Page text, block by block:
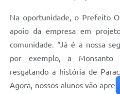
Na oportunidade, o Prefeito
apoio da empresa em
comunidade. “Já é a nossa
por exemplo, a
resgatando a história de
Agora, nossos alunos vão